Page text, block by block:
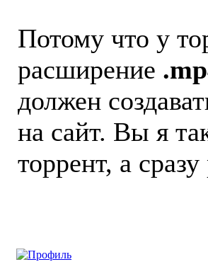
Потому что у
расширение
должен
на сайт. Вы я
торрент, а